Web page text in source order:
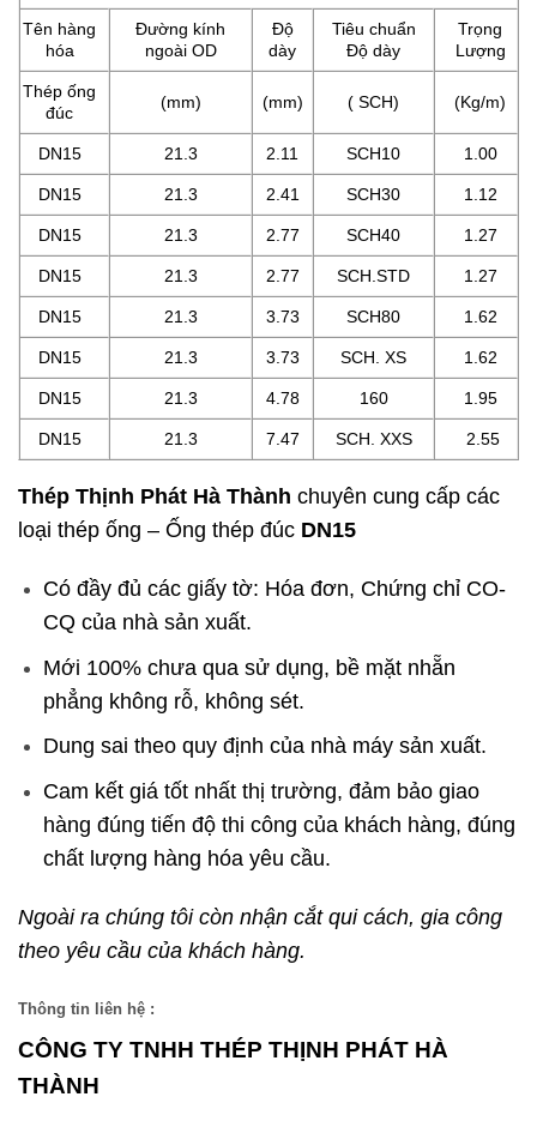
Tên hàng
hóa
Đường kính
ngoài OD
Độ
dày
Tiêu chuẩn
Độ dày
Trọng
Lượng
Thép ống
đúc
(mm) (mm) ( SCH) (Kg/m)
DN15 21.3 2.11 SCH10 1.00
DN15 21.3 2.41 SCH30 1.12
DN15 21.3 2.77 SCH40 1.27
DN15 21.3 2.77 SCH.STD 1.27
DN15 21.3 3.73 SCH80 1.62
DN15 21.3 3.73 SCH. XS 1.62
DN15 21.3 4.78 160 1.95
DN15 21.3 7.47 SCH. XXS 2.55
Thép Thịnh Phát Hà Thành chuyên cung cấp các
loại thép ống – Ống thép đúc DN15
Có đầy đủ các giấy tờ: Hóa đơn, Chứng chỉ CO-
CQ của nhà sản xuất.
Mới 100% chưa qua sử dụng, bề mặt nhẵn
phẳng không rỗ, không sét.
Dung sai theo quy định của nhà máy sản xuất.
Cam kết giá tốt nhất thị trường, đảm bảo giao
hàng đúng tiến độ thi công của khách hàng, đúng
chất lượng hàng hóa yêu cầu.
Ngoài ra chúng tôi còn nhận cắt qui cách, gia công
theo yêu cầu của khách hàng.
Thông tin liên hệ :
CÔNG TY TNHH THÉP THỊNH PHÁT HÀ
THÀNH